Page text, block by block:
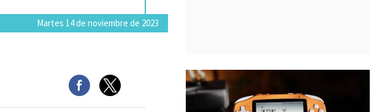
Martes 14 de noviembre de 2023